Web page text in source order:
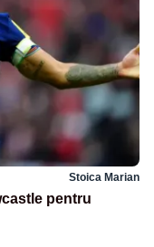
Stoica Marian
pentru